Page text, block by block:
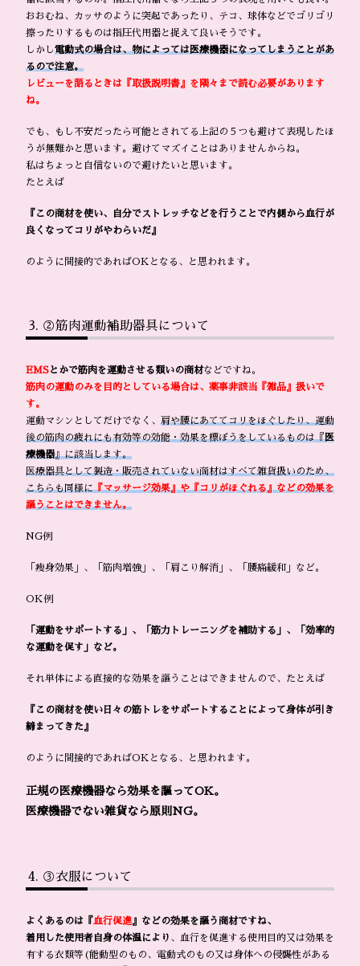
おおむね、カッサのように突起であったり、テコ、球体などでゴリゴリ
擦ったりするものは指圧代用器と捉えて良いそうです。
しかし電動式の場合は、物によっては医療機器になってしまうことがあ
るので注意。
レビューを語るときは『取扱説明書』を隅々まで読む必要があります
ね。
でも、もし不安だったら可能とされてる上記の５つも避けて表現したほ
うが無難かと思います。避けてマズイことはありませんからね。
私はちょっと自信ないので避けたいと思います。
たとえば
『この商材を使い、自分でストレッチなどを行うことで内側から血行が
良くなってコリがやわらいだ』
のように間接的であればOKとなる、と思われます。
②筋肉運動補助器具について
EMSとかで筋肉を運動させる類いの商材などですね。
筋肉の運動のみを目的としている場合は、薬事非該当『雑品』扱いで
す。
運動マシンとしてだけでなく、 肩や腰にあててコリをほぐしたり、運動
後の筋肉の疲れにも有効等の効能・効果を標ぼうをしているものは『医
療機器』に該当します。
医療器具として製造・販売されていない商材はすべて雑貨扱いのため、
こちらも同様に『マッサージ効果』や『コリがほぐれる』などの効果を
謳うことはできません。
NG例
「痩身効果」、「筋肉増強」、「肩こり解消」、「腰痛緩和」など。
OK例
「運動をサポートする」、「筋力トレーニングを補助する」、「効率的
な運動を促す」など。
それ単体による直接的な効果を謳うことはできませんので、たとえば
『この商材を使い日々の筋トレをサポートすることによって身体が引き
締まってきた』
のように間接的であればOKとなる、と思われます。
正規の医療機器なら効果を謳ってOK。
医療機器でない雑貨なら原則NG。
③衣服について
よくあるのは『 血行促進』などの効果を謳う商材ですね、
着用した使用者自身の体温により 、血行を促進する使用目的又は効果を
有する衣類等(能動型のもの、電動式のもの又は身体への侵襲性がある